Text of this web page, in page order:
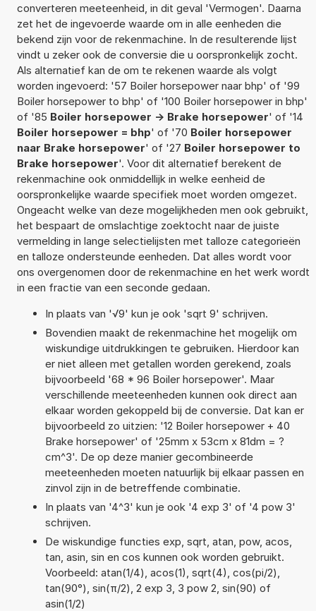
converteren meeteenheid, in dit geval 'Vermogen'. Daarna
zet het de ingevoerde waarde om in alle eenheden die
bekend zijn voor de rekenmachine. In de resulterende lijst
vindt u zeker ook de conversie die u oorspronkelijk zocht.
Als alternatief kan de om te rekenen waarde als volgt
worden ingevoerd: '57 Boiler horsepower naar bhp' of '99
Boiler horsepower to bhp' of '100 Boiler horsepower in bhp'
of '85 Boiler horsepower -> Brake horsepower' of '14
Boiler horsepower = bhp' of '70 Boiler horsepower
naar Brake horsepower' of '27 Boiler horsepower to
Brake horsepower'. Voor dit alternatief berekent de
rekenmachine ook onmiddellijk in welke eenheid de
oorspronkelijke waarde specifiek moet worden omgezet.
Ongeacht welke van deze mogelijkheden men ook gebruikt,
het bespaart de omslachtige zoektocht naar de juiste
vermelding in lange selectielijsten met talloze categorieën
en talloze ondersteunde eenheden. Dat alles wordt voor
ons overgenomen door de rekenmachine en het werk wordt
in een fractie van een seconde gedaan.
In plaats van '√9' kun je ook 'sqrt 9' schrijven.
Bovendien maakt de rekenmachine het mogelijk om
wiskundige uitdrukkingen te gebruiken. Hierdoor kan
er niet alleen met getallen worden gerekend, zoals
bijvoorbeeld '68 * 96 Boiler horsepower'. Maar
verschillende meeteenheden kunnen ook direct aan
elkaar worden gekoppeld bij de conversie. Dat kan er
bijvoorbeeld zo uitzien: '12 Boiler horsepower + 40
Brake horsepower' of '25mm x 53cm x 81dm = ?
cm^3'. De op deze manier gecombineerde
meeteenheden moeten natuurlijk bij elkaar passen en
zinvol zijn in de betreffende combinatie.
In plaats van '4^3' kun je ook '4 exp 3' of '4 pow 3'
schrijven.
De wiskundige functies exp, sqrt, atan, pow, acos,
tan, asin, sin en cos kunnen ook worden gebruikt.
Voorbeeld: atan(1/4), acos(1), sqrt(4), cos(pi/2),
tan(90°), sin(π/2), 2 exp 3, 3 pow 2, sin(90) of
asin(1/2)